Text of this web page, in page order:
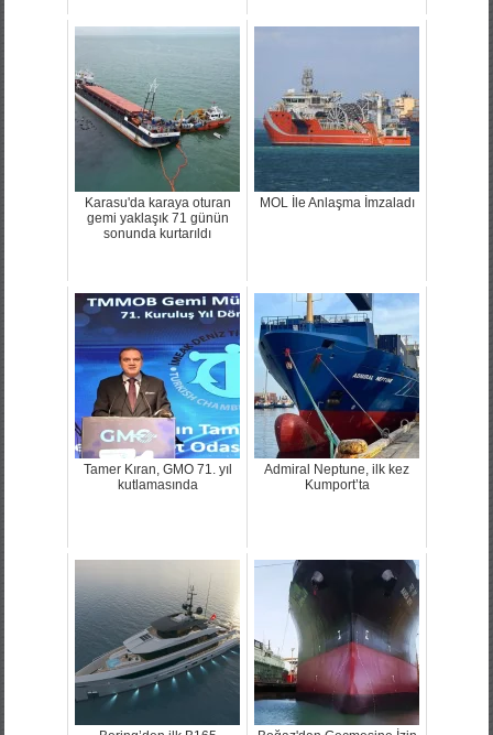
Karasu'da karaya oturan
gemi yaklaşık 71 günün
sonunda kurtarıldı
MOL İle Anlaşma İmzaladı
Tamer Kıran, GMO 71. yıl
kutlamasında
Admiral Neptune, ilk kez
Kumport’ta